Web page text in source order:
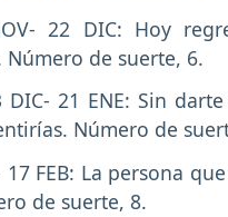
22 DIC: Hoy
de suerte, 6.
DIC- 21 ENE: Sin
Número de
17 FEB: La persona
de suerte, 8.